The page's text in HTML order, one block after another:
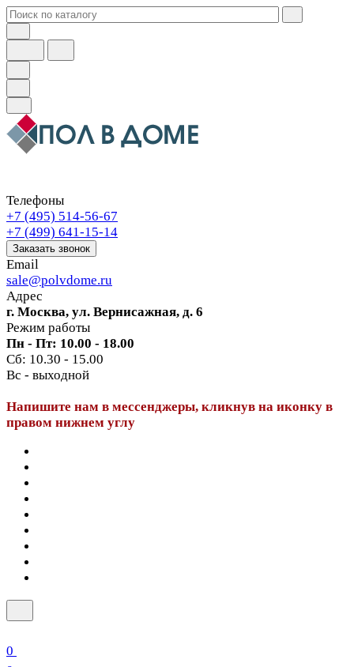
Телефоны
+7 (495) 514-56-67
+7 (499) 641-15-14
Заказать звонок
Email
sale@polvdome.ru
Адрес
г. Москва, ул. Вернисажная, д. 6
Режим работы
Пн - Пт: 10.00 - 18.00
Сб: 10.30 - 15.00
Вс - выходной
Напишите нам в мессенджеры, кликнув на иконку в
правом нижнем углу
0